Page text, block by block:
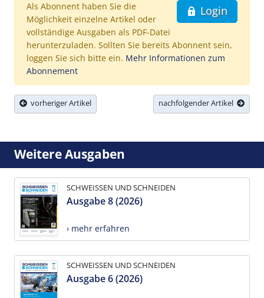
Login
Als Abonnent haben Sie die
Möglichkeit einzelne Artikel oder
vollständige Ausgaben als PDF-Datei
herunterzuladen. Sollten Sie bereits Abonnent sein,
loggen Sie sich bitte ein. Mehr Informationen zum
Abonnement
vorheriger Artikel nachfolgender Artikel
Weitere Ausgaben
SCHWEISSEN UND SCHNEIDEN
Ausgabe 8 (2026)
› mehr erfahren
SCHWEISSEN UND SCHNEIDEN
Ausgabe 6 (2026)